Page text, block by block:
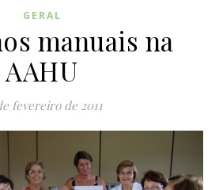
GERAL
manuais na
AAHU
fevereiro de 2011